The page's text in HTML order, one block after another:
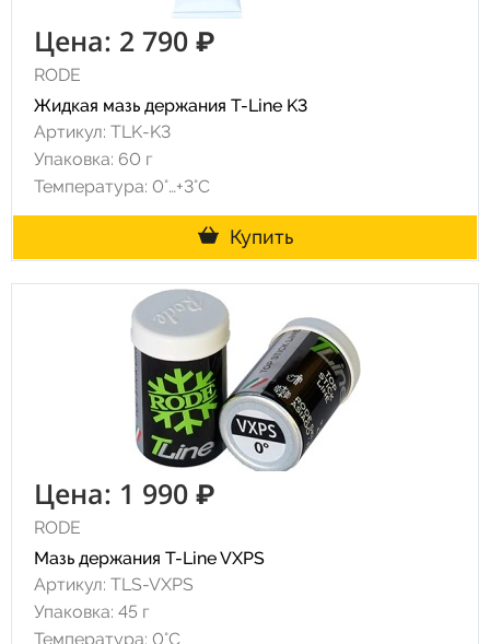
Цена: 2 790 ₽
RODE
Жидкая мазь держания T-Line K3
Артикул: TLK-K3
Упаковка: 60 г
Температура: 0°…+3°C
Купить
Цена: 1 990 ₽
RODE
Мазь держания T-Line VXPS
Артикул: TLS-VXPS
Упаковка: 45 г
Температура: 0°C